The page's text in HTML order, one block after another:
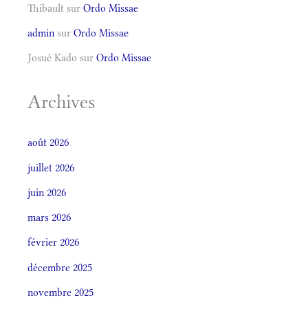
Thibault sur Ordo Missae
admin sur Ordo Missae
Josué Kado sur Ordo Missae
Archives
août 2026
juillet 2026
juin 2026
mars 2026
février 2026
décembre 2025
novembre 2025